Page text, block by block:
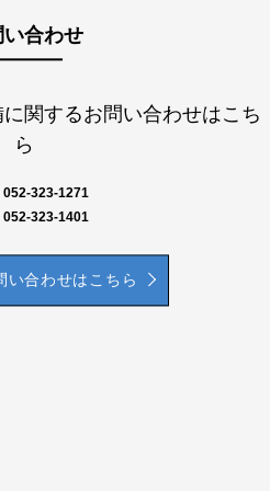
い合わせ
関するお問い合わせはこち
ら
052-323-1271
052-323-1401
い合わせはこちら